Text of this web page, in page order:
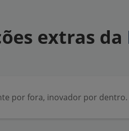
extras da
por fora, inovador por dentro.